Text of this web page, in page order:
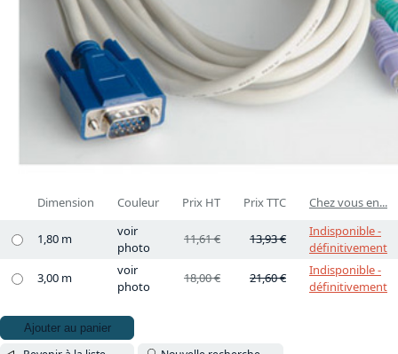
Dimension Couleur Prix HT Prix TTC Chez vous en...
1,80 m
voir
photo
11,61 € 13,93 €
Indisponible -
définitivement
3,00 m
voir
photo
18,00 € 21,60 €
Indisponible -
définitivement
Ajouter au panier